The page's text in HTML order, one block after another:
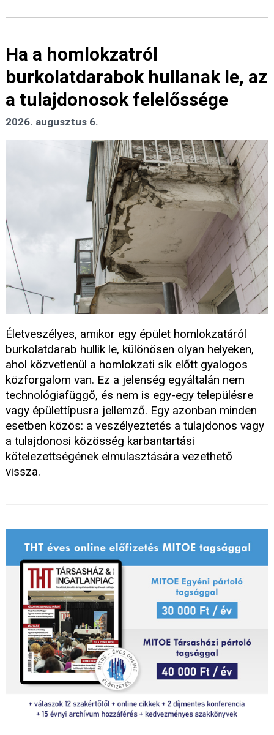
Ha a homlokzatról
burkolatdarabok hullanak le, az
a tulajdonosok felelőssége
2026. augusztus 6.
Életveszélyes, amikor egy épület homlokzatáról
burkolatdarab hullik le, különösen olyan helyeken,
ahol közvetlenül a homlokzati sík előtt gyalogos
közforgalom van. Ez a jelenség egyáltalán nem
technológiafüggő, és nem is egy-egy településre
vagy épülettípusra jellemző. Egy azonban minden
esetben közös: a veszélyeztetés a tulajdonos vagy
a tulajdonosi közösség karbantartási
kötelezettségének elmulasztására vezethető
vissza.